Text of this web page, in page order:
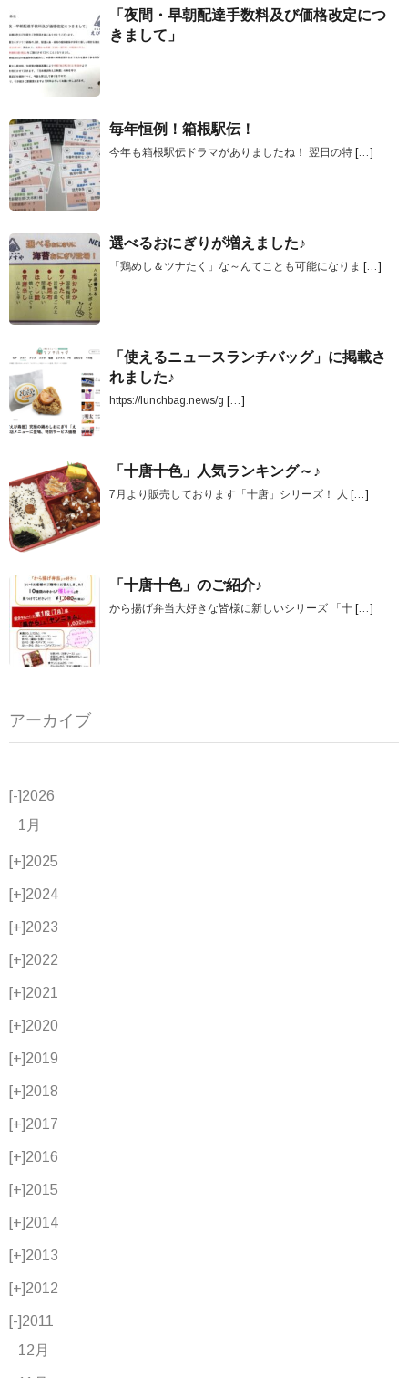
「夜間・早朝配達手数料及び価格改定につ
きまして」
毎年恒例！箱根駅伝！
今年も箱根駅伝ドラマがありましたね！ 翌日の特 […]
選べるおにぎりが増えました♪
「鶏めし＆ツナたく」な～んてことも可能になりま […]
「使えるニュースランチバッグ」に掲載さ
れました♪
https://lunchbag.news/g […]
「十唐十色」人気ランキング～♪
7月より販売しております「十唐」シリーズ！ 人 […]
「十唐十色」のご紹介♪
から揚げ弁当大好きな皆様に新しいシリーズ 「十 […]
アーカイブ
[-]2026
1月
[+]2025
[+]2024
[+]2023
[+]2022
[+]2021
[+]2020
[+]2019
[+]2018
[+]2017
[+]2016
[+]2015
[+]2014
[+]2013
[+]2012
[-]2011
12月